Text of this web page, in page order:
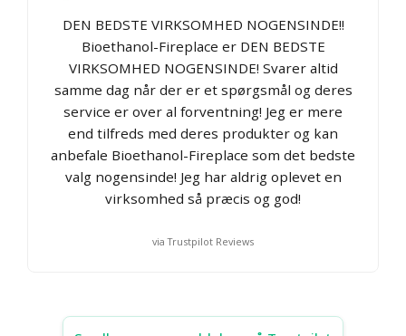
DEN BEDSTE VIRKSOMHED NOGENSINDE!!
Bioethanol-Fireplace er DEN BEDSTE
VIRKSOMHED NOGENSINDE! Svarer altid
samme dag når der er et spørgsmål og deres
service er over al forventning! Jeg er mere
end tilfreds med deres produkter og kan
anbefale Bioethanol-Fireplace som det bedste
valg nogensinde! Jeg har aldrig oplevet en
virksomhed så præcis og god!
via Trustpilot Reviews